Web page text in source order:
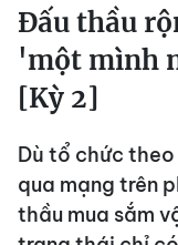
Đấu thầu
'một mình
[Kỳ 2]
Dù tổ chức
qua mạng trên
thầu mua sắm